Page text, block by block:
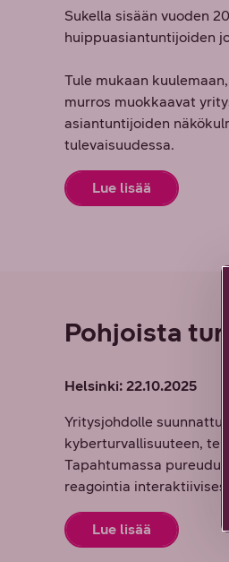
Sukella sisään vuoden
huippuasiantuntijoiden
Tule mukaan
murros muokkaavat
asiantuntijoiden
tulevaisuudessa.
Lue lisää
Pohjoista
Helsinki: 22.10.2025
Yritysjohdolle suunnattu
kyberturvallisuuteen,
Tapahtumassa
reagointia
Lue lisää